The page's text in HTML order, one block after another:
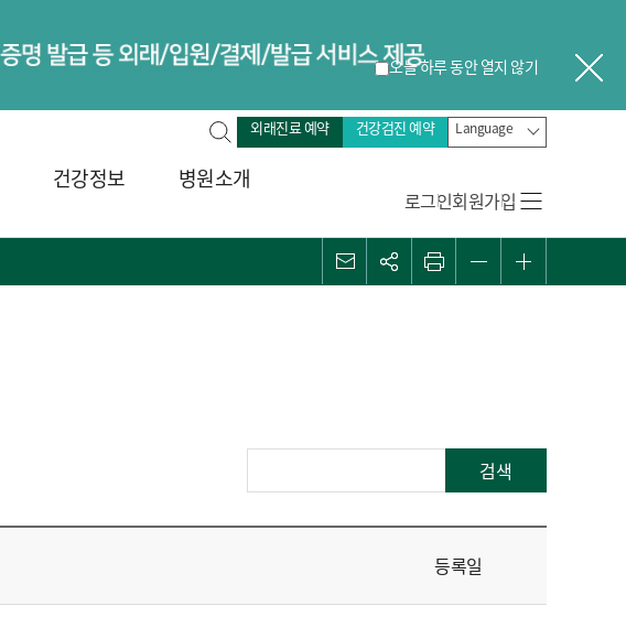
오늘 하루 동안 열지 않기
전
검
외래진료 예약 건강검진 예약 Language
건강정보 병원소개
로그인회원가입
메일 관심콘텐츠
프린트 화면 축소
시
검색
등록일